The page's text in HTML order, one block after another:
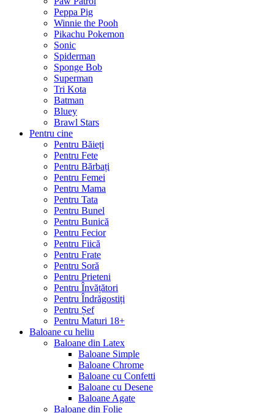
Peppa Pig
Winnie the Pooh
Pikachu Pokemon
Sonic
Spiderman
Sponge Bob
Superman
Tri Kota
Batman
Bluey
Brawl Stars
Pentru cine
Pentru Băieți
Pentru Fete
Pentru Bărbați
Pentru Femei
Pentru Mama
Pentru Tata
Pentru Bunel
Pentru Bunică
Pentru Fecior
Pentru Fiică
Pentru Frate
Pentru Soră
Pentru Prieteni
Pentru Învățători
Pentru Îndrăgostiți
Pentru Șef
Pentru Maturi 18+
Baloane cu heliu
Baloane din Latex
Baloane Simple
Baloane Chrome
Baloane cu Confetti
Baloane cu Desene
Baloane Agate
Baloane din Folie